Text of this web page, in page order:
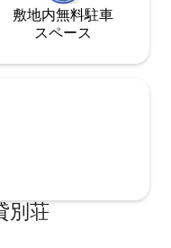
敷地内無料駐⁠車
ス⁠ペ⁠ー⁠ス
別荘